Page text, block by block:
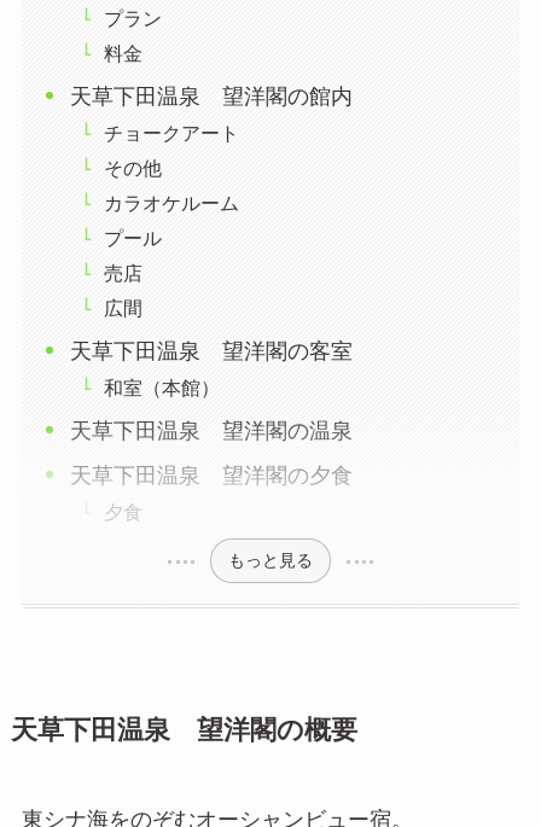
プラン
料金
天草下田温泉 望洋閣の館内
チョークアート
その他
カラオケルーム
プール
売店
広間
天草下田温泉 望洋閣の客室
和室（本館）
天草下田温泉 望洋閣の温泉
天草下田温泉 望洋閣の夕食
夕食
もっと見る
天草下田温泉 望洋閣の概要
東シナ海をのぞむオーシャンビュー宿。